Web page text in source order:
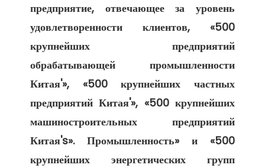
предприятие, отвечающее за уровень
удовлетворенности клиентов, «500
крупнейших предприятий
обрабатывающей промышленности
Китая'», «500 крупнейших частных
предприятий Китая'», «500 крупнейших
машиностроительных предприятий
Китая's». Промышленность» и «500
крупнейших энергетических групп